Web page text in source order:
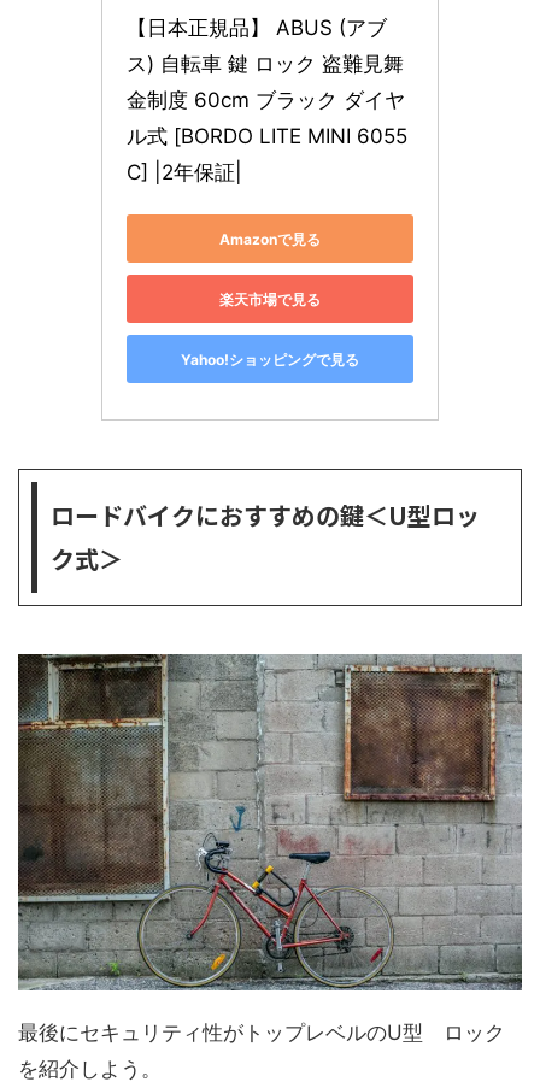
【日本正規品】 ABUS (アブ
ス) 自転車 鍵 ロック 盗難見舞
金制度 60cm ブラック ダイヤ
ル式 [BORDO LITE MINI 6055
C] |2年保証|
Amazonで見る
楽天市場で見る
Yahoo!ショッピングで見る
ロードバイクにおすすめの鍵＜U型ロッ
ク式＞
最後にセキュリティ性がトップレベルのU型 ロック
を紹介しよう。